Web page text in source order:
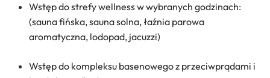
Wstęp do strefy wellness w wybranych godzinach:
(sauna fińska, sauna solna, łaźnia parowa
aromatyczna, lodopad, jacuzzi)
Wstęp do kompleksu basenowego z przeciwprądami i